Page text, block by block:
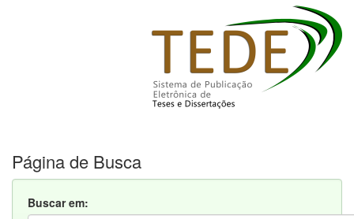
Página de Busca
Buscar em: